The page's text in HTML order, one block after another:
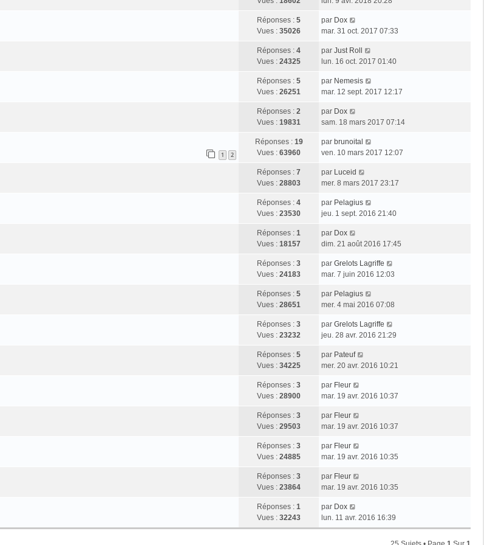
Réponses : 5
Vues : 35026
par Dox
mar. 31 oct. 2017 07:33
Réponses : 4
Vues : 24325
par Just Roll
lun. 16 oct. 2017 01:40
Réponses : 5
Vues : 26251
par Nemesis
mar. 12 sept. 2017 12:17
Réponses : 2
Vues : 19831
par Dox
sam. 18 mars 2017 07:14
1 2
Réponses : 19
Vues : 63960
par brunoital
ven. 10 mars 2017 12:07
Réponses : 7
Vues : 28803
par Luceid
mer. 8 mars 2017 23:17
Réponses : 4
Vues : 23530
par Pelagius
jeu. 1 sept. 2016 21:40
Réponses : 1
Vues : 18157
par Dox
dim. 21 août 2016 17:45
Réponses : 3
Vues : 24183
par Grelots Lagriffe
mar. 7 juin 2016 12:03
Réponses : 5
Vues : 28651
par Pelagius
mer. 4 mai 2016 07:08
Réponses : 3
Vues : 23232
par Grelots Lagriffe
jeu. 28 avr. 2016 21:29
Réponses : 5
Vues : 34225
par Pateuf
mer. 20 avr. 2016 10:21
Réponses : 3
Vues : 28900
par Fleur
mar. 19 avr. 2016 10:37
Réponses : 3
Vues : 29503
par Fleur
mar. 19 avr. 2016 10:37
Réponses : 3
Vues : 24885
par Fleur
mar. 19 avr. 2016 10:35
Réponses : 3
Vues : 23864
par Fleur
mar. 19 avr. 2016 10:35
Réponses : 1
Vues : 32243
par Dox
lun. 11 avr. 2016 16:39